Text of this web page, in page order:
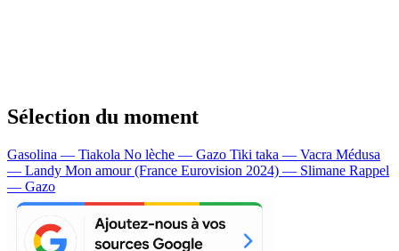
Sélection du moment
Gasolina — Tiakola No lèche — Gazo Tiki taka — Vacra Médusa
— Landy Mon amour (France Eurovision 2024) — Slimane Rappel
— Gazo